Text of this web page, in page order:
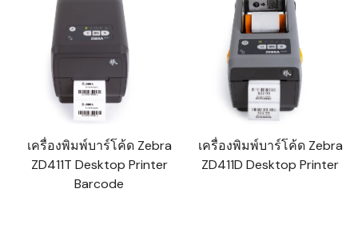
เครื่องพิมพ์บาร์โค้ด Zebra
ZD411T Desktop Printer
Barcode
เครื่องพิมพ์บาร์โค้ด Zebra
ZD411D Desktop Printer